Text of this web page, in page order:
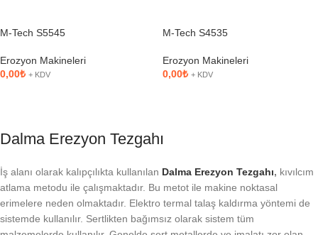
M-Tech S5545
Erozyon Makineleri
0,00₺ + KDV
M-Tech S4535
Erozyon Makineleri
0,00₺ + KDV
Dalma Erezyon Tezgahı
İş alanı olarak kalıpçılıkta kullanılan Dalma Erezyon Tezgahı, kıvılcım
atlama metodu ile çalışmaktadır. Bu metot ile makine noktasal
erimelere neden olmaktadır. Elektro termal talaş kaldırma yöntemi de
sistemde kullanılır. Sertlikten bağımsız olarak sistem tüm